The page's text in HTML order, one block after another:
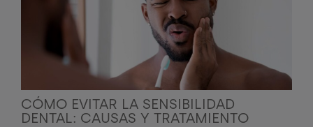
CÓMO EVITAR LA SENSIBILIDAD
DENTAL: CAUSAS Y TRATAMIENTO